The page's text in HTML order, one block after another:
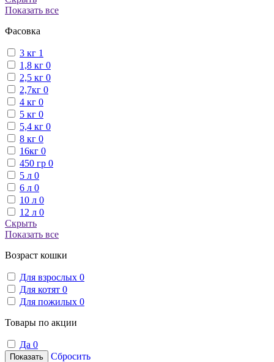
Показать все
Фасовка
3 кг 1
1,8 кг 0
2,5 кг 0
2,7кг 0
4 кг 0
5 кг 0
5,4 кг 0
8 кг 0
16кг 0
450 гр 0
5 л 0
6 л 0
10 л 0
12 л 0
Скрыть
Показать все
Возраст кошки
Для взрослых 0
Для котят 0
Для пожилых 0
Товары по акции
Да 0
Показать
Сбросить